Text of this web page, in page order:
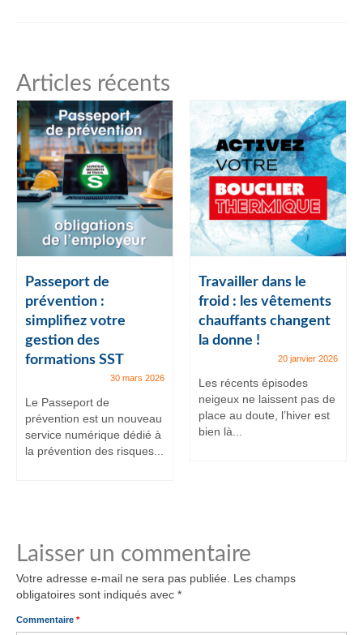
Articles récents
Passeport de
prévention :
simplifiez votre
gestion des
formations SST
30 mars 2026
Le Passeport de
prévention est un nouveau
service numérique dédié à
la prévention des risques...
Travailler dans le
froid : les vêtements
chauffants changent
la donne !
20 janvier 2026
Les récents épisodes
neigeux ne laissent pas de
place au doute, l’hiver est
bien là...
Laisser un commentaire
Votre adresse e-mail ne sera pas publiée.
Les champs
obligatoires sont indiqués avec *
Commentaire *